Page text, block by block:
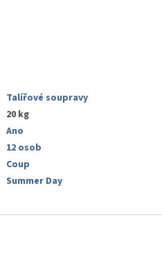
Talířové soupravy
20 kg
Ano
12 osob
Coup
Summer Day